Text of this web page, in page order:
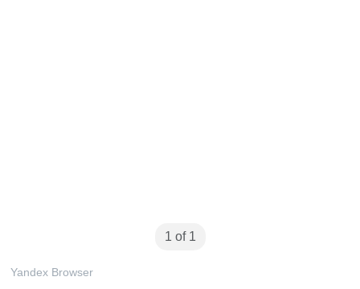
1 of 1
Yandex Browser